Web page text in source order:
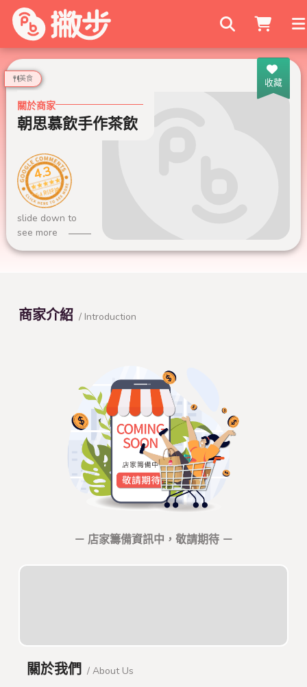
搜尋商家
收藏
美食
關於商家
朝思慕飲手作茶飲
4.3
54 則評論
slide down to
see more
商家介紹 / Introduction
－ 店家籌備資訊中，敬請期待 －
關於我們 / About Us